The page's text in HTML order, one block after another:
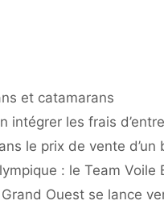
et catamarans
intégrer les frais
le prix de vente d’un
: le Team Voile
Ouest se lance